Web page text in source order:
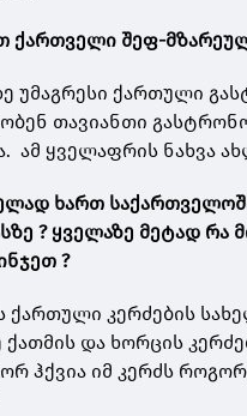
ქართველი შეფ-
უმაგრესი ქართული
თავიანთი
ამ ყველაფრის ნახვა
ხართ
? ყველაზე მეტად
?
ქართული კერძების
ქათმის და ხორცის
ჰქვია იმ კერძს